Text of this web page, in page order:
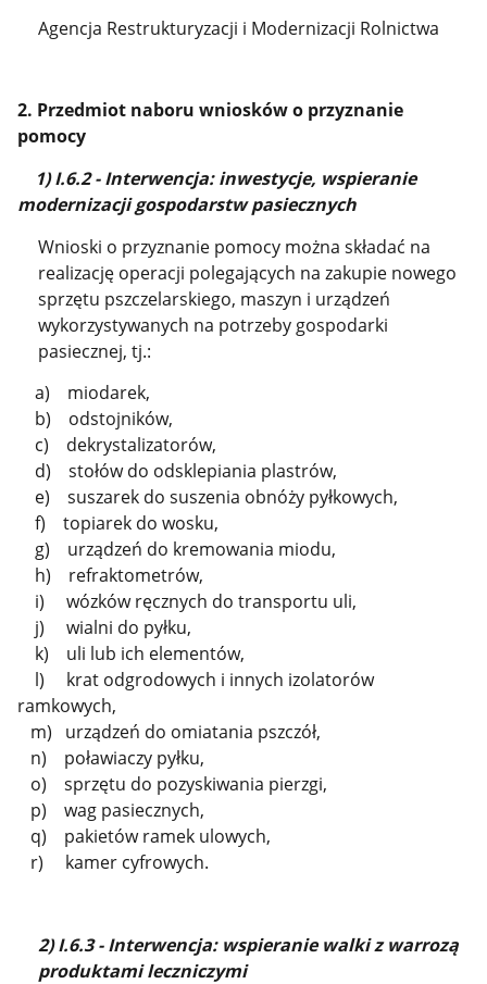
Agencja Restrukturyzacji i Modernizacji Rolnictwa
2. Przedmiot naboru wniosków o przyznanie
pomocy
1) I.6.2 - Interwencja: inwestycje, wspieranie
modernizacji gospodarstw pasiecznych
Wnioski o przyznanie pomocy można składać na
realizację operacji polegających na zakupie nowego
sprzętu pszczelarskiego, maszyn i urządzeń
wykorzystywanych na potrzeby gospodarki
pasiecznej, tj.:
a) miodarek,
b) odstojników,
c) dekrystalizatorów,
d) stołów do odsklepiania plastrów,
e) suszarek do suszenia obnóży pyłkowych,
f) topiarek do wosku,
g) urządzeń do kremowania miodu,
h) refraktometrów,
i) wózków ręcznych do transportu uli,
j) wialni do pyłku,
k) uli lub ich elementów,
l) krat odgrodowych i innych izolatorów
ramkowych,
m) urządzeń do omiatania pszczół,
n) poławiaczy pyłku,
o) sprzętu do pozyskiwania pierzgi,
p) wag pasiecznych,
q) pakietów ramek ulowych,
r) kamer cyfrowych.
2) I.6.3 - Interwencja: wspieranie walki z warrozą
produktami leczniczymi